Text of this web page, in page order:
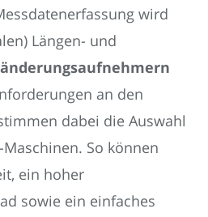
wird
Längen- und
an den
dabei die Auswahl
So können
ein hoher
sowie ein einfaches